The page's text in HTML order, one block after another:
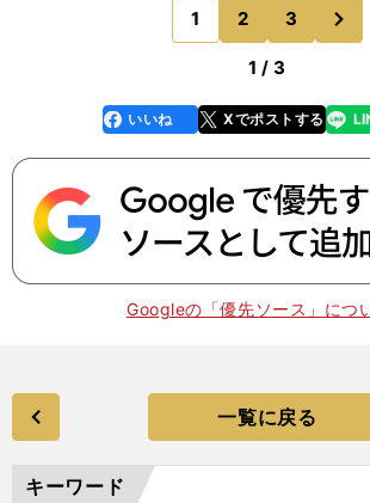
イミングを
1 2 3
1 / 3
faceboo
k
いいね Xでポストする
line
Googleの「優先ソース」につ
一覧に戻る
キーワード